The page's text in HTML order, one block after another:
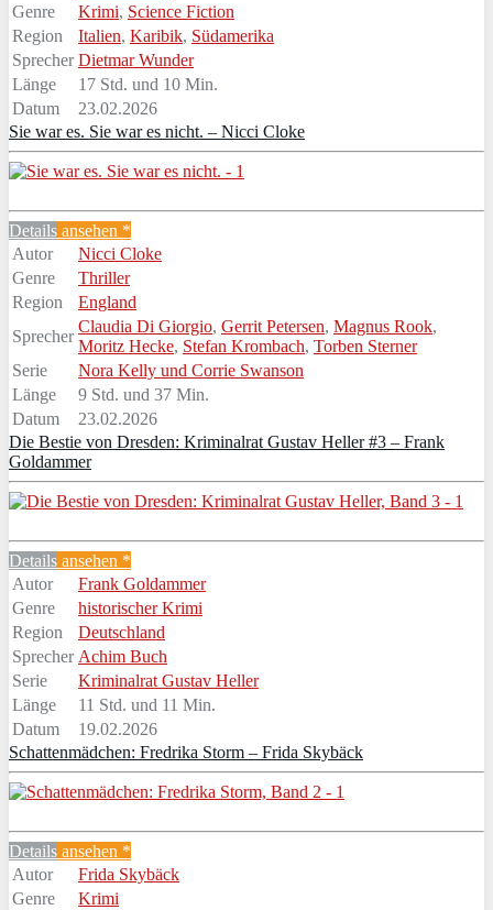
Genre
Krimi, Science Fiction
Region
Italien, Karibik, Südamerika
Sprecher Dietmar Wunder
Länge
17 Std. und 10 Min.
Datum
23.02.2026
Sie war es. Sie war es nicht. – Nicci Cloke
Details ansehen *
Autor
Nicci Cloke
Genre
Thriller
Region
England
Sprecher
Claudia Di Giorgio, Gerrit Petersen, Magnus Rook,
Moritz Hecke, Stefan Krombach, Torben Sterner
Serie
Nora Kelly und Corrie Swanson
Länge
9 Std. und 37 Min.
Datum
23.02.2026
Die Bestie von Dresden: Kriminalrat Gustav Heller #3 – Frank
Goldammer
Details ansehen *
Autor
Frank Goldammer
Genre
historischer Krimi
Region
Deutschland
Sprecher Achim Buch
Serie
Kriminalrat Gustav Heller
Länge
11 Std. und 11 Min.
Datum
19.02.2026
Schattenmädchen: Fredrika Storm – Frida Skybäck
Details ansehen *
Autor
Frida Skybäck
Genre
Krimi